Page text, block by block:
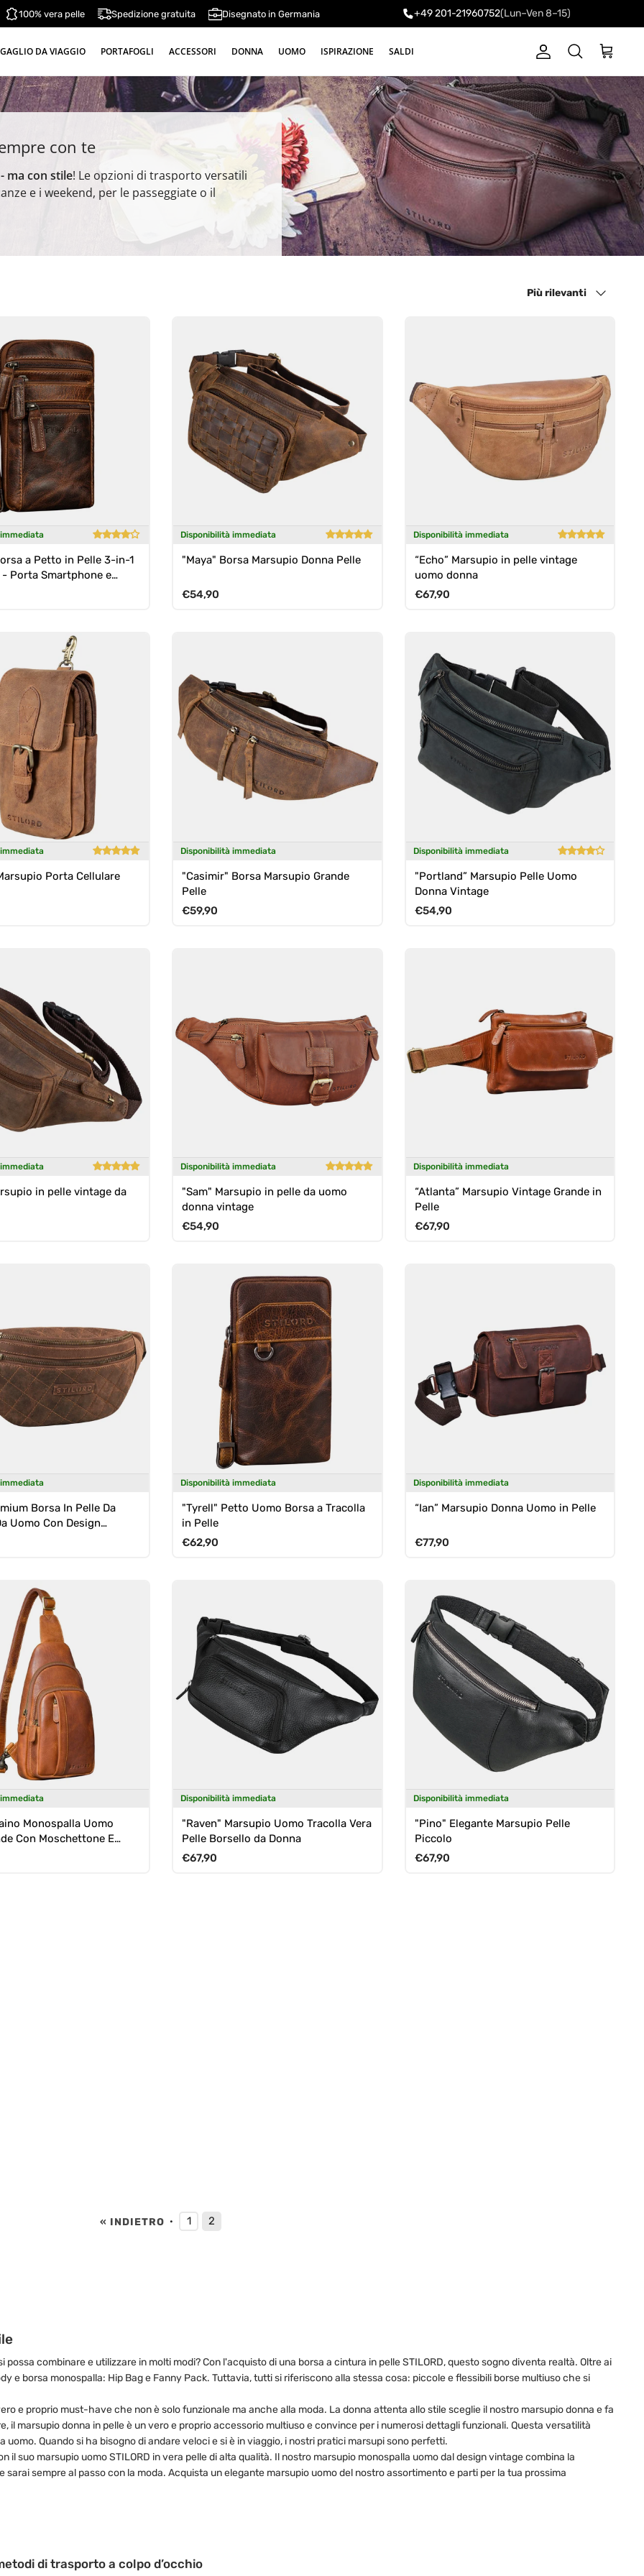
100% vera pelle Spedizione gratuita Disegnato in Germania +49 201-21960752(Lun–Ven 8–15)
DA VIAGGIO PORTAFOGLI ACCESSORI DONNA UOMO ISPIRAZIONE SALDI Account
Cerca Carrello
con te
ma con stile! Le opzioni di trasporto versatili
e i weekend, per le passeggiate o il
Più rilevanti
a Petto in Pelle 3-in-1
Porta Smartphone e
Disponibilità immediata
"Maya" Borsa Marsupio Donna Pelle
Prezzo normale
€54,90
Disponibilità immediata
“Echo” Marsupio in pelle vintage
uomo donna
Prezzo normale
€67,90
Porta Cellulare
Disponibilità immediata
"Casimir" Borsa Marsupio Grande
Pelle
Prezzo normale
€59,90
Disponibilità immediata
"Portland” Marsupio Pelle Uomo
Donna Vintage
Prezzo normale
€54,90
in pelle vintage da
Disponibilità immediata
"Sam" Marsupio in pelle da uomo
donna vintage
Prezzo normale
€54,90
Disponibilità immediata
“Atlanta” Marsupio Vintage Grande in
Pelle
Prezzo normale
€67,90
Borsa In Pelle Da
Uomo Con Design
Disponibilità immediata
"Tyrell" Petto Uomo Borsa a Tracolla
in Pelle
Prezzo normale
€62,90
Disponibilità immediata
“Ian” Marsupio Donna Uomo in Pelle
Prezzo normale
€77,90
Monospalla Uomo
Con Moschettone E
Disponibilità immediata
"Raven" Marsupio Uomo Tracolla Vera
Pelle Borsello da Donna
Prezzo normale
€67,90
Disponibilità immediata
"Pino" Elegante Marsupio Pelle
Piccolo
Prezzo normale
€67,90
« INDIETRO · 1 2
combinare e utilizzare in molti modi? Con l'acquisto di una borsa a cintura in pelle STILORD, questo sogno diventa realtà. Oltre ai
e borsa monospalla: Hip Bag e Fanny Pack. Tuttavia, tutti si riferiscono alla stessa cosa: piccole e flessibili borse multiuso che si
e proprio must-have che non è solo funzionale ma anche alla moda. La donna attenta allo stile sceglie il nostro marsupio donna e fa
marsupio donna in pelle è un vero e proprio accessorio multiuso e convince per i numerosi dettagli funzionali. Questa versatilità
uomo. Quando si ha bisogno di andare veloci e si è in viaggio, i nostri pratici marsupi sono perfetti.
il suo marsupio uomo STILORD in vera pelle di alta qualità. Il nostro marsupio monospalla uomo dal design vintage combina la
sempre al passo con la moda. Acquista un elegante marsupio uomo del nostro assortimento e parti per la tua prossima
di trasporto a colpo d’occhio